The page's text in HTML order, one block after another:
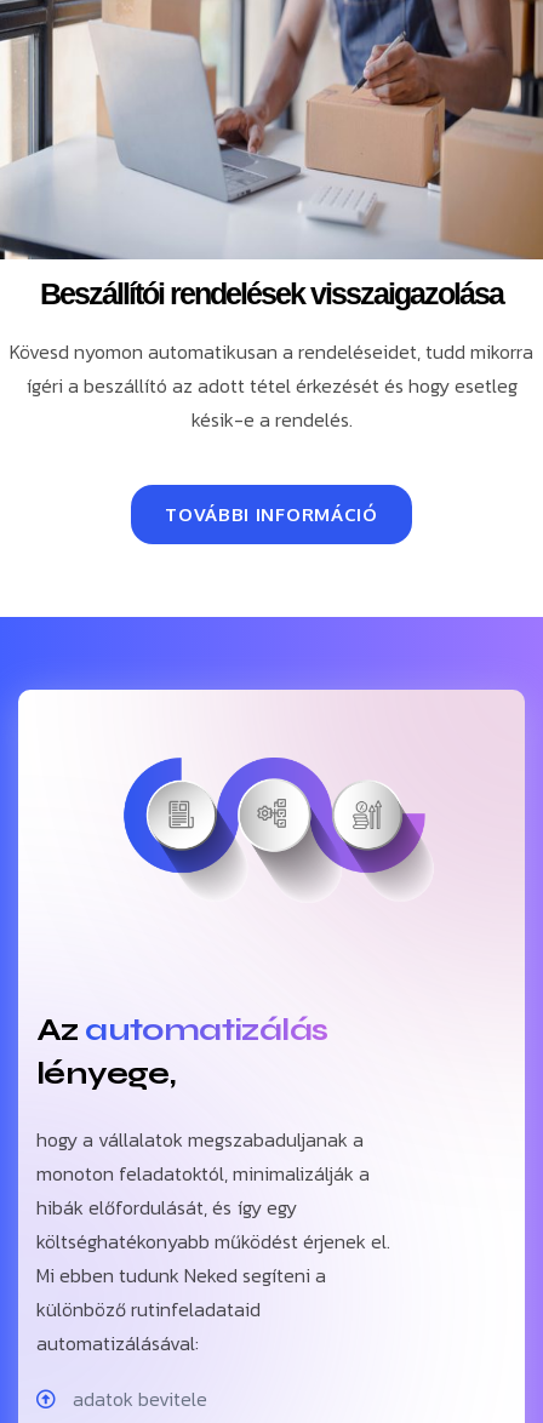
Beszállítói rendelések visszaigazolása
Kövesd nyomon automatikusan a rendeléseidet, tudd mikorra
ígéri a beszállító az adott tétel érkezését és hogy esetleg
késik-e a rendelés.
TOVÁBBI INFORMÁCIÓ
Az automatizálás
lényege,
hogy a vállalatok megszabaduljanak a
monoton feladatoktól, minimalizálják a
hibák előfordulását, és így egy
költséghatékonyabb működést érjenek el.
Mi ebben tudunk Neked segíteni a
különböző rutinfeladataid
automatizálásával:
adatok bevitele